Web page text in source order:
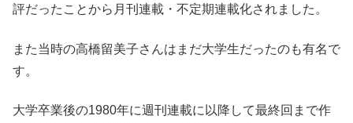
評だったことから月刊連載・不定期連載化されました。
また当時の高橋留美子さんはまだ大学生だったのも有名で
す。
大学卒業後の1980年に週刊連載に以降して最終回まで作